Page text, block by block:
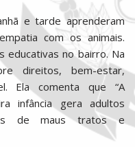
e tarde aprenderam
com os animais.
educativas no bairro. Na
direitos, bem-estar,
Ela comenta que “A
infância gera adultos
de maus tratos e